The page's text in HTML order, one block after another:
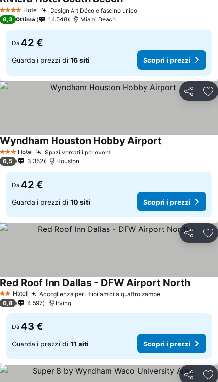
4 Stelle Hotel Design Art Déco e fascino unico
8,3 Ottima 14.548 Miami Beach
Da 42 €
Guarda i prezzi di 16 siti Scopri i prezzi
Condividi
3 StelleHotel Spazi versatili per eventi
Wyndham Houston Hobby Airport
6,5 3.352 Houston
Da 42 €
Guarda i prezzi di 10 siti Scopri i prezzi
Condividi
2 StelleHotel Accoglienza per i tuoi amici a quattro zampe
Red Roof Inn Dallas - DFW Airport North
6,8 4.597 Irving
Da 43 €
Guarda i prezzi di 11 siti Scopri i prezzi
Condividi